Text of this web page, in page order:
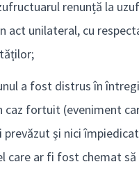
renunță la
act unilateral, cu
a fost distrus în
caz fortuit (eveniment
prevăzut și nici
care ar fi fost chemat să